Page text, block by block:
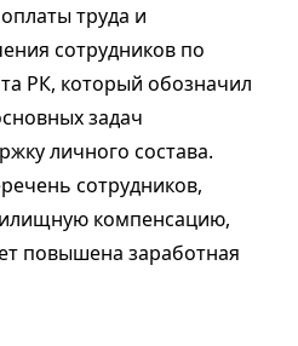
труда и
сотрудников по
РК, который обозначил
задач
личного состава.
сотрудников,
компенсацию,
повышена заработная